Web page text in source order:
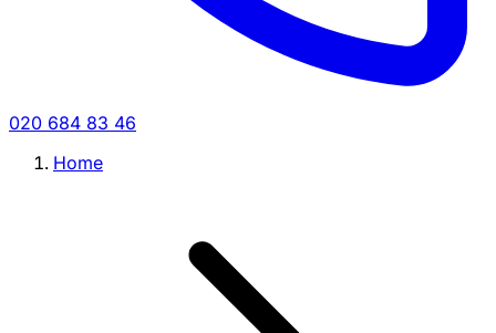
020 684 83 46
Home